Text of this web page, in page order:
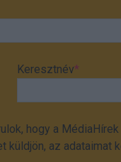
Keresztnév*
hogy a
az adataimat